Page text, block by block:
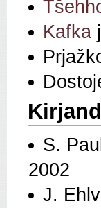
Kafka
S.
2002
J.